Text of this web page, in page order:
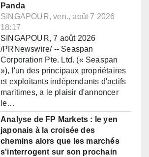
Panda
SINGAPOUR, ven., août 7 2026
18:17
SINGAPOUR, 7 août 2026
/PRNewswire/ -- Seaspan
Corporation Pte. Ltd. (« Seaspan
»), l'un des principaux propriétaires
et exploitants indépendants d'actifs
maritimes, a le plaisir d'annoncer
le…
Analyse de FP Markets : le yen
japonais à la croisée des
chemins alors que les marchés
s'interrogent sur son prochain